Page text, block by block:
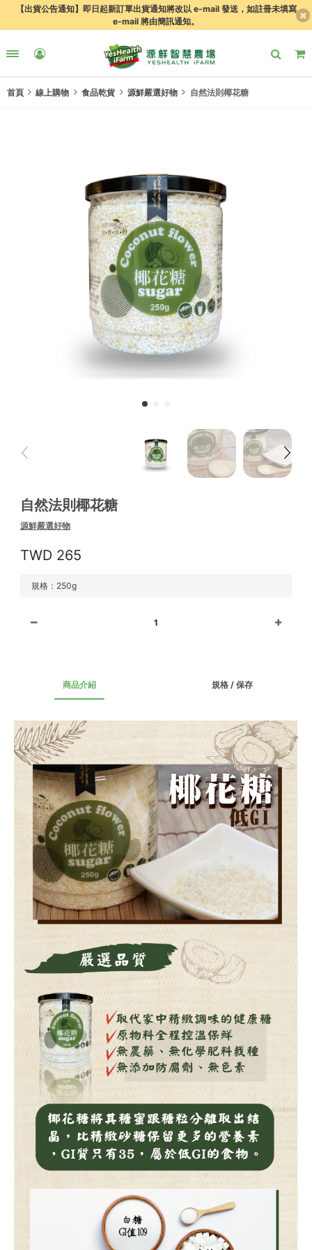
【出貨公告通知】即日起新訂單出貨通知將改以 e-mail 發送，如註冊未填寫
e-mail 將由簡訊通知。
首頁 線上購物 食品乾貨 源鮮嚴選好物 自然法則椰花糖
自然法則椰花糖
源鮮嚴選好物
265
規格：250g
1
商品介紹 規格 / 保存